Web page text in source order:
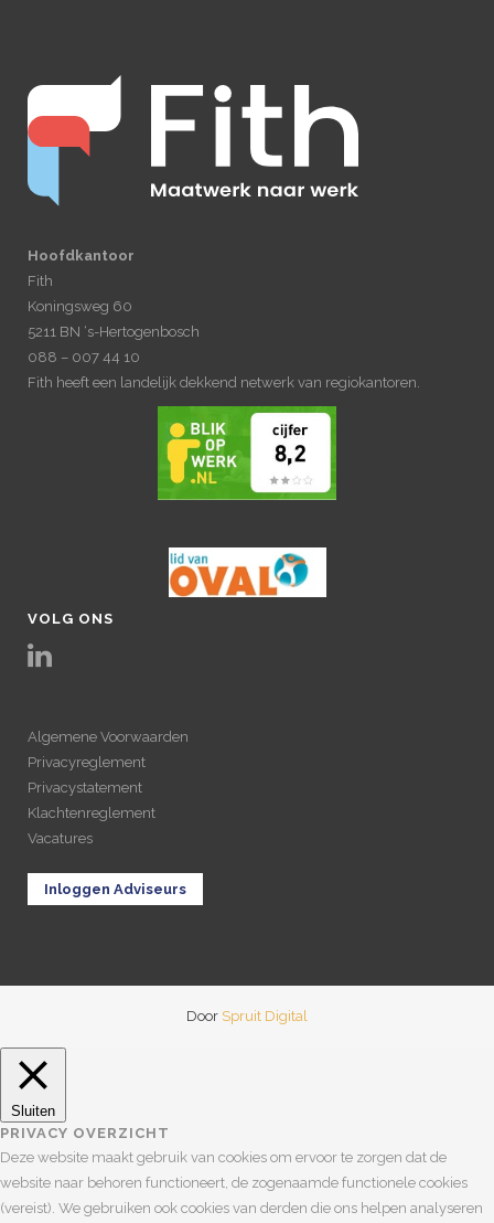
Hoofdkantoor
Fith
Koningsweg 60
5211 BN ‘s-Hertogenbosch
088 – 007 44 10
Fith heeft een landelijk dekkend netwerk van regiokantoren.
VOLG ONS
Algemene Voorwaarden
Privacyreglement
Privacystatement
Klachtenreglement
Vacatures
Inloggen Adviseurs
Door Spruit Digital
Sluiten
PRIVACY OVERZICHT
Deze website maakt gebruik van cookies om ervoor te zorgen dat de
website naar behoren functioneert, de zogenaamde functionele cookies
(vereist). We gebruiken ook cookies van derden die ons helpen analyseren